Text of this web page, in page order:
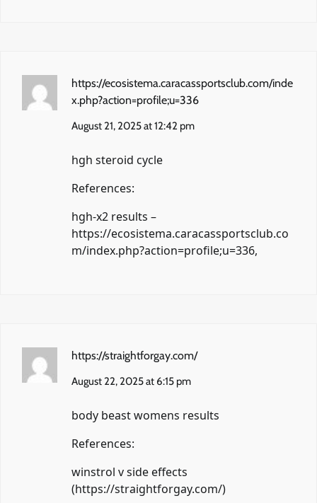
https://ecosistema.caracassportsclub.com/inde
x.php?action=profile;u=336
August 21, 2025 at 12:42 pm
hgh steroid cycle
References:
hgh-x2 results –
https://ecosistema.caracassportsclub.co
m/index.php?action=profile;u=336,
https://straightforgay.com/
August 22, 2025 at 6:15 pm
body beast womens results
References:
winstrol v side effects
(https://straightforgay.com/)